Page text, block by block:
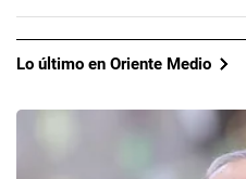
Lo último en Oriente Medio